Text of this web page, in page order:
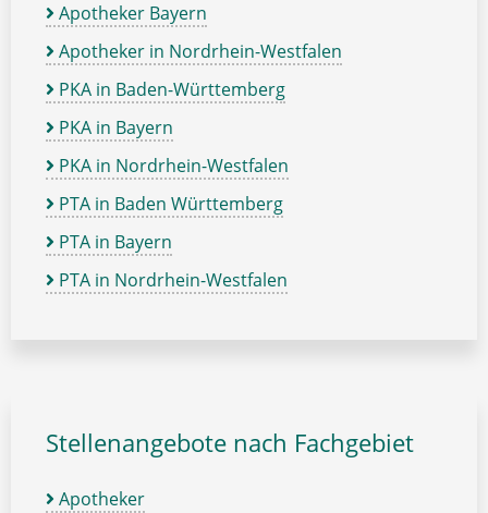
Apotheker Bayern
Apotheker in Nordrhein-Westfalen
PKA in Baden-Württemberg
PKA in Bayern
PKA in Nordrhein-Westfalen
PTA in Baden Württemberg
PTA in Bayern
PTA in Nordrhein-Westfalen
Stellenangebote nach Fachgebiet
Apotheker